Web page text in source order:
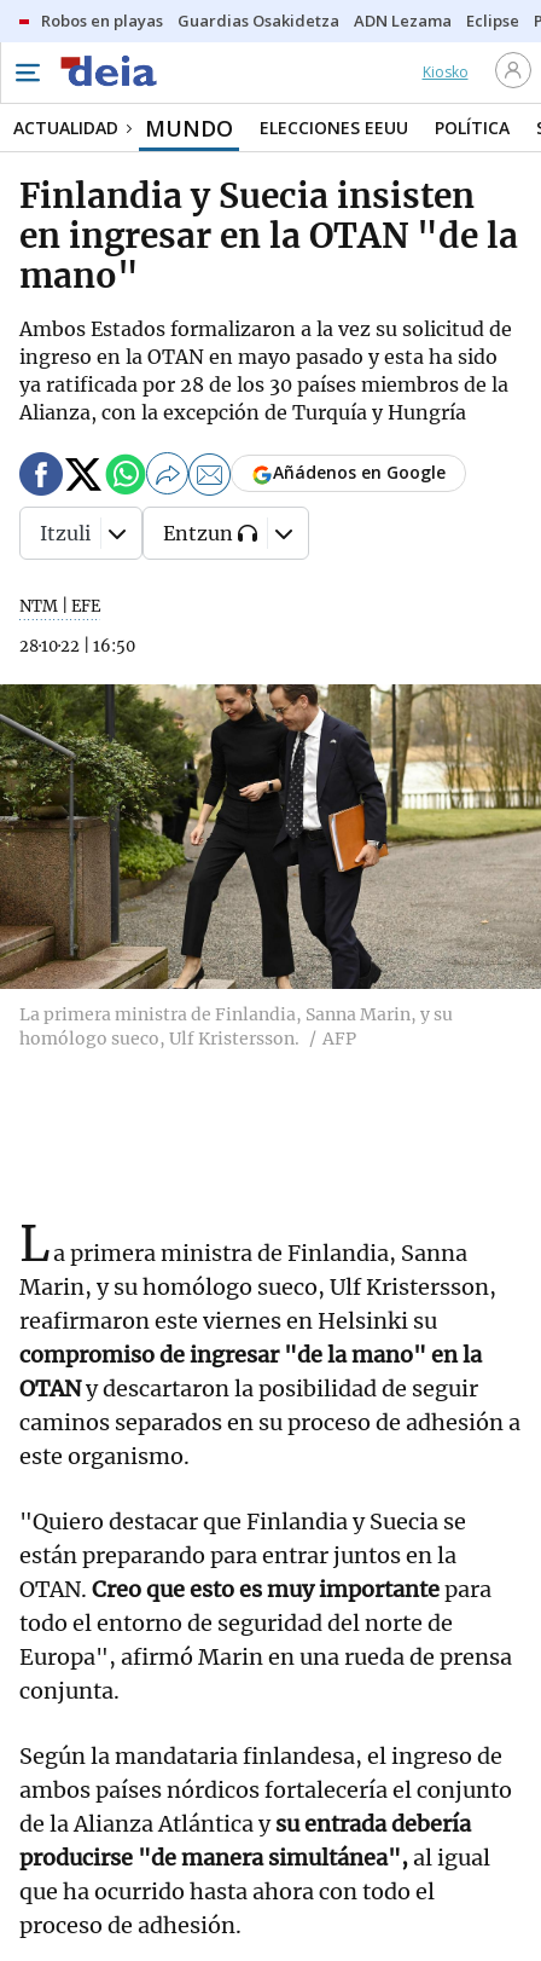
Robos en playas Guardias Osakidetza ADN Lezama Eclipse
Kiosko
ACTUALIDAD MUNDO ELECCIONES EEUU POLÍTICA
Finlandia y Suecia insisten
en ingresar en la OTAN "de la
mano"
Ambos Estados formalizaron a la vez su solicitud de
ingreso en la OTAN en mayo pasado y esta ha sido
ya ratificada por 28 de los 30 países miembros de la
Alianza, con la excepción de Turquía y Hungría
NTM | EFE
28·10·22
16:50
Añádenos en Google
Itzuli Entzun
La primera ministra de Finlandia, Sanna Marin, y su
homólogo sueco, Ulf Kristersson.
AFP
La primera ministra de Finlandia, Sanna
Marin, y su homólogo sueco, Ulf Kristersson,
reafirmaron este viernes en Helsinki su
compromiso de ingresar "de la mano" en la
OTANy descartaron la posibilidad de seguir
caminos separados en su proceso de adhesión a
este organismo.
"Quiero destacar que Finlandia y Suecia se
están preparando para entrar juntos en la
OTAN. Creo que esto es muy importantepara
todo el entorno de seguridad del norte de
Europa", afirmó Marin en una rueda de prensa
conjunta.
Según la mandataria finlandesa, el ingreso de
ambos países nórdicos fortalecería el conjunto
de la Alianza Atlántica ysu entrada debería
producirse "de manera simultánea",al igual
que ha ocurrido hasta ahora con todo el
proceso de adhesión.